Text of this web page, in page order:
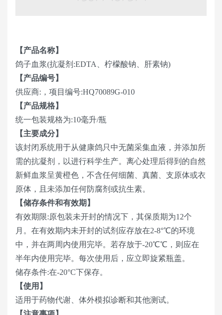
【产品名称】
鸽子血浆(抗凝剂:EDTA、柠檬酸钠、肝素钠)
【产品编号】
供应商:，项目编号:HQ70089G-010
【产品规格】
统一包装规格为:10毫升/瓶
【主要成分】
该封闭系统用于从健康鸽只中无菌采集血液，并添加所
需的抗凝剂，以进行科学生产。离心处理后得到的自然
新鲜血浆呈黄橙色，不含任何细菌、真菌、支原体或衣
原体，且未添加任何防腐剂或抗生素。
【储存条件和有效期】
有效期限:原包装未开封的情况下，其保质期为12个
月。在有效期内未开封的试剂应存放在2-8°℃的环境
中，并在两周内使用完毕。若存放于-20℃℃，则应在
半年内使用完毕。每次使用后，应立即旋紧瓶盖。
储存条件:在-20°C下保存。
【使用】
适用于药物代谢、体外模拟诊断和其他测试。